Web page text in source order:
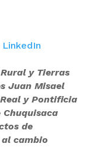
LinkedIn
y Tierras
Juan Misael
y Pontificia
Chuquisaca
de
cambio